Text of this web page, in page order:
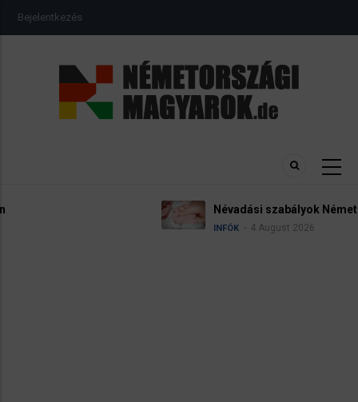
USER
ACCOUNT
Bejelentkezés
Névadási szabályok Németországban
4 August 2026